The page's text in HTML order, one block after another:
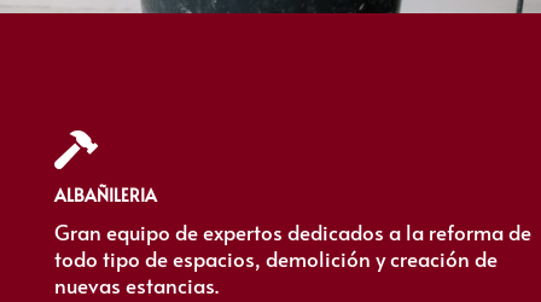

ALBAÑILERIA
Gran equipo de expertos dedicados a la reforma de
todo tipo de espacios, demolición y creación de
nuevas estancias.